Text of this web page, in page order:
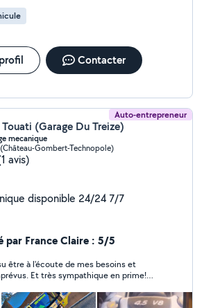
Contacter
Auto-entrepreneur
Touati (Garage Du Treize)
mecanique
Gombert-Technopole)
avis)
disponible 24/24 7/7
par France Claire : 5/5
être à l'écoute de mes besoins et
Et très sympathique en prime!